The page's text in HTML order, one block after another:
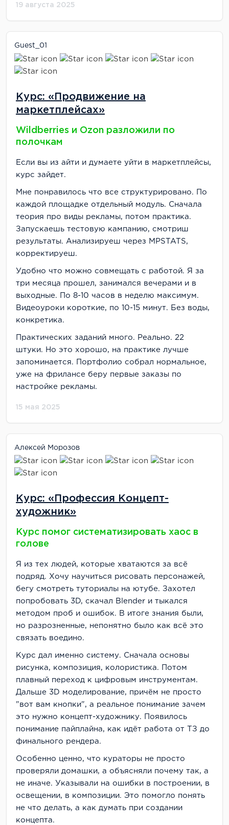
19 августа 2025
Guest_01
Курс: «Продвижение на
маркетплейсах»
Wildberries и Ozon разложили по
полочкам
Если вы из айти и думаете уйти в маркетплейсы,
курс зайдет.
Мне понравилось что все структурировано. По
каждой площадке отдельный модуль. Сначала
теория про виды рекламы, потом практика.
Запускаешь тестовую кампанию, смотриш
результаты. Анализируеш через MPSTATS,
корректируеш.
Удобно что можно совмещать с работой. Я за
три месяца прошел, занимался вечерами и в
выходные. По 8-10 часов в неделю максимум.
Видеоуроки короткие, по 10-15 минут. Без воды,
конкретика.
Практических заданий много. Реально. 22
штуки. Но это хорошо, на практике лучше
запоминается. Портфолио собрал нормальное,
уже на фрилансе беру первые заказы по
настройке рекламы.
15 мая 2025
Алексей Морозов
Курс: «Профессия Концепт-
художник»
Курс помог систематизировать хаос в
голове
Я из тех людей, которые хватаются за всё
подряд. Хочу научиться рисовать персонажей,
бегу смотреть туториалы на ютубе. Захотел
попробовать 3D, скачал Blender и тыкался
методом проб и ошибок. В итоге знания были,
но разрозненные, непонятно было как всё это
связать воедино.
Курс дал именно систему. Сначала основы
рисунка, композиция, колористика. Потом
плавный переход к цифровым инструментам.
Дальше 3D моделирование, причём не просто
"вот вам кнопки", а реальное понимание зачем
это нужно концепт-художнику. Появилось
понимание пайплайна, как идёт работа от ТЗ до
финального рендера.
Особенно ценно, что кураторы не просто
проверяли домашки, а объясняли почему так, а
не иначе. Указывали на ошибки в построении, в
освещении, в композиции. Это помогло понять
не что делать, а как думать при создании
концепта.